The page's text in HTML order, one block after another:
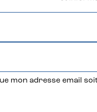
mon adresse email